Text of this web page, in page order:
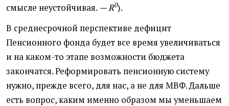
смысле неустойчивая. —R0).
В среднесрочной перспективе дефицит
Пенсионного фонда будет все время увеличиваться
и на каком-то этапе возможности бюджета
закончатся. Реформировать пенсионную систему
нужно, прежде всего, для нас, а не для МВФ. Дальше
есть вопрос, каким именно образом мы уменьшаем